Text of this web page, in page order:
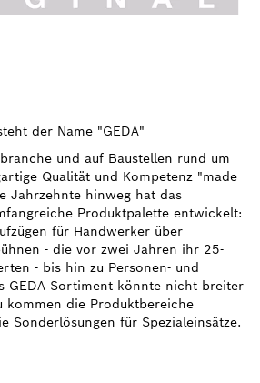
der Name "GEDA"
und auf Baustellen rund um
Qualität und Kompetenz "made
Jahrzehnte hinweg hat das
Produktpalette entwickelt:
für Handwerker über
- die vor zwei Jahren ihr 25-
- bis hin zu Personen- und
GEDA Sortiment könnte nicht breiter
kommen die Produktbereiche
Sonderlösungen für Spezialeinsätze.